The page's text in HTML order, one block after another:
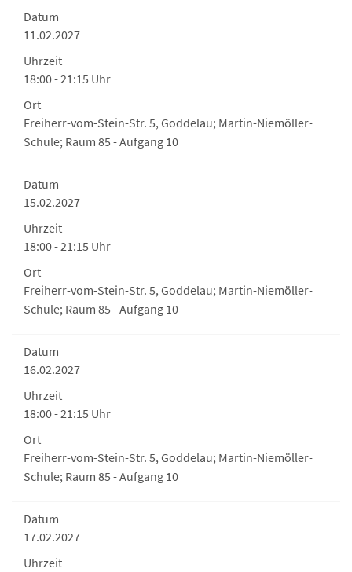
Datum
11.02.2027
Uhrzeit
18:00 - 21:15 Uhr
Ort
Freiherr-vom-Stein-Str. 5, Goddelau; Martin-Niemöller-
Schule; Raum 85 - Aufgang 10
Datum
15.02.2027
Uhrzeit
18:00 - 21:15 Uhr
Ort
Freiherr-vom-Stein-Str. 5, Goddelau; Martin-Niemöller-
Schule; Raum 85 - Aufgang 10
Datum
16.02.2027
Uhrzeit
18:00 - 21:15 Uhr
Ort
Freiherr-vom-Stein-Str. 5, Goddelau; Martin-Niemöller-
Schule; Raum 85 - Aufgang 10
Datum
17.02.2027
Uhrzeit